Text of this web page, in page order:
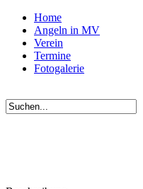
Home
Angeln in MV
Verein
Termine
Fotogalerie